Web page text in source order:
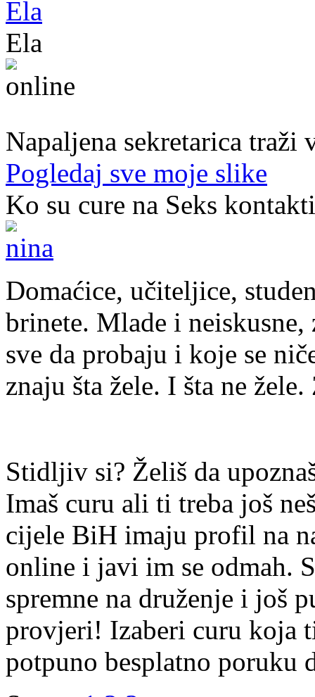
Ela
Napaljena sekretarica
Pogledaj sve moje slike
Ko su cure na Seks
Domaćice, učiteljice,
brinete. Mlade i
sve da probaju i koje se
znaju šta žele. I šta ne
Stidljiv si? Želiš da
Imaš curu ali ti treba još
cijele BiH imaju profil na
online i javi im se odmah.
spremne na druženje i još
provjeri! Izaberi curu koja
potpuno besplatno poruku